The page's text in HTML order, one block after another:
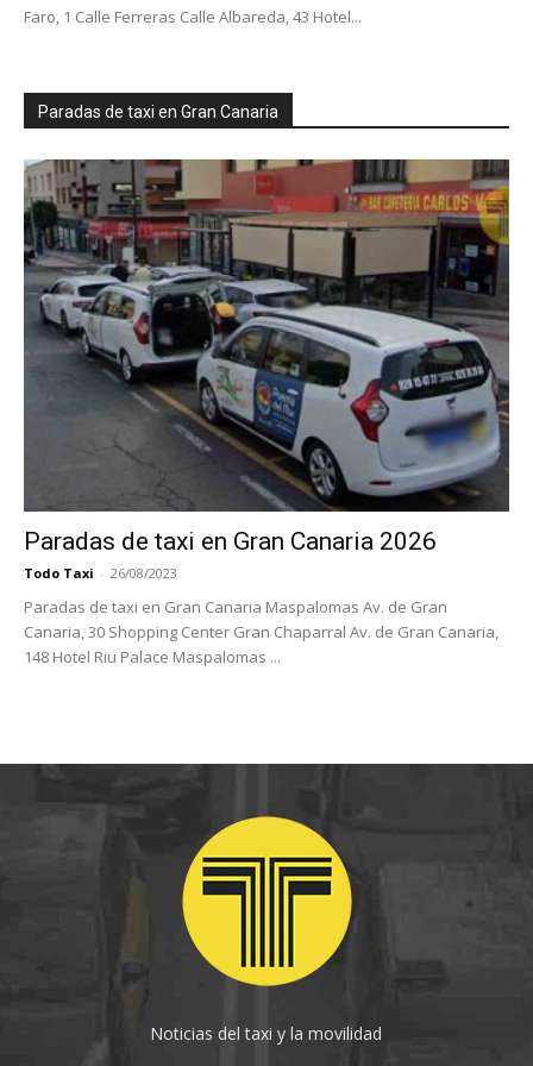
Faro, 1 Calle Ferreras Calle Albareda, 43 Hotel...
Paradas de taxi en Gran Canaria
Paradas de taxi en Gran Canaria 2026
Todo Taxi - 26/08/2023
Paradas de taxi en Gran Canaria Maspalomas Av. de Gran
Canaria, 30 Shopping Center Gran Chaparral Av. de Gran Canaria,
148 Hotel Riu Palace Maspalomas ...
Noticias del taxi y la movilidad